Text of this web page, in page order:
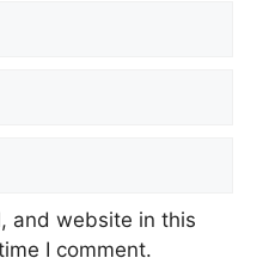
and website in this
I comment.